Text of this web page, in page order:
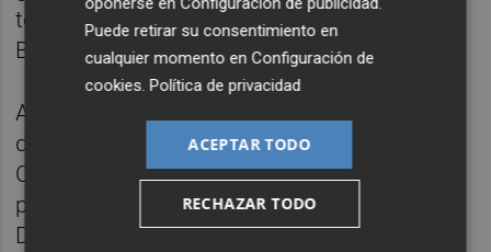
técnica jurídica Dirección General Deporte,
Begonya Ros.
A la reunión están convocados el presidente
de la Asociación de Federaciones
CONFEDECOM, Salvador Fabregat; el
presidente de la Asociación de Gestores
Deportivos Profesionales GEPACV, Miguel
Puede retirar su consentimiento en
cualquier momento enConfiguración de
cookies.Política de privacidad
ACEPTAR TODO
RECHAZAR TODO